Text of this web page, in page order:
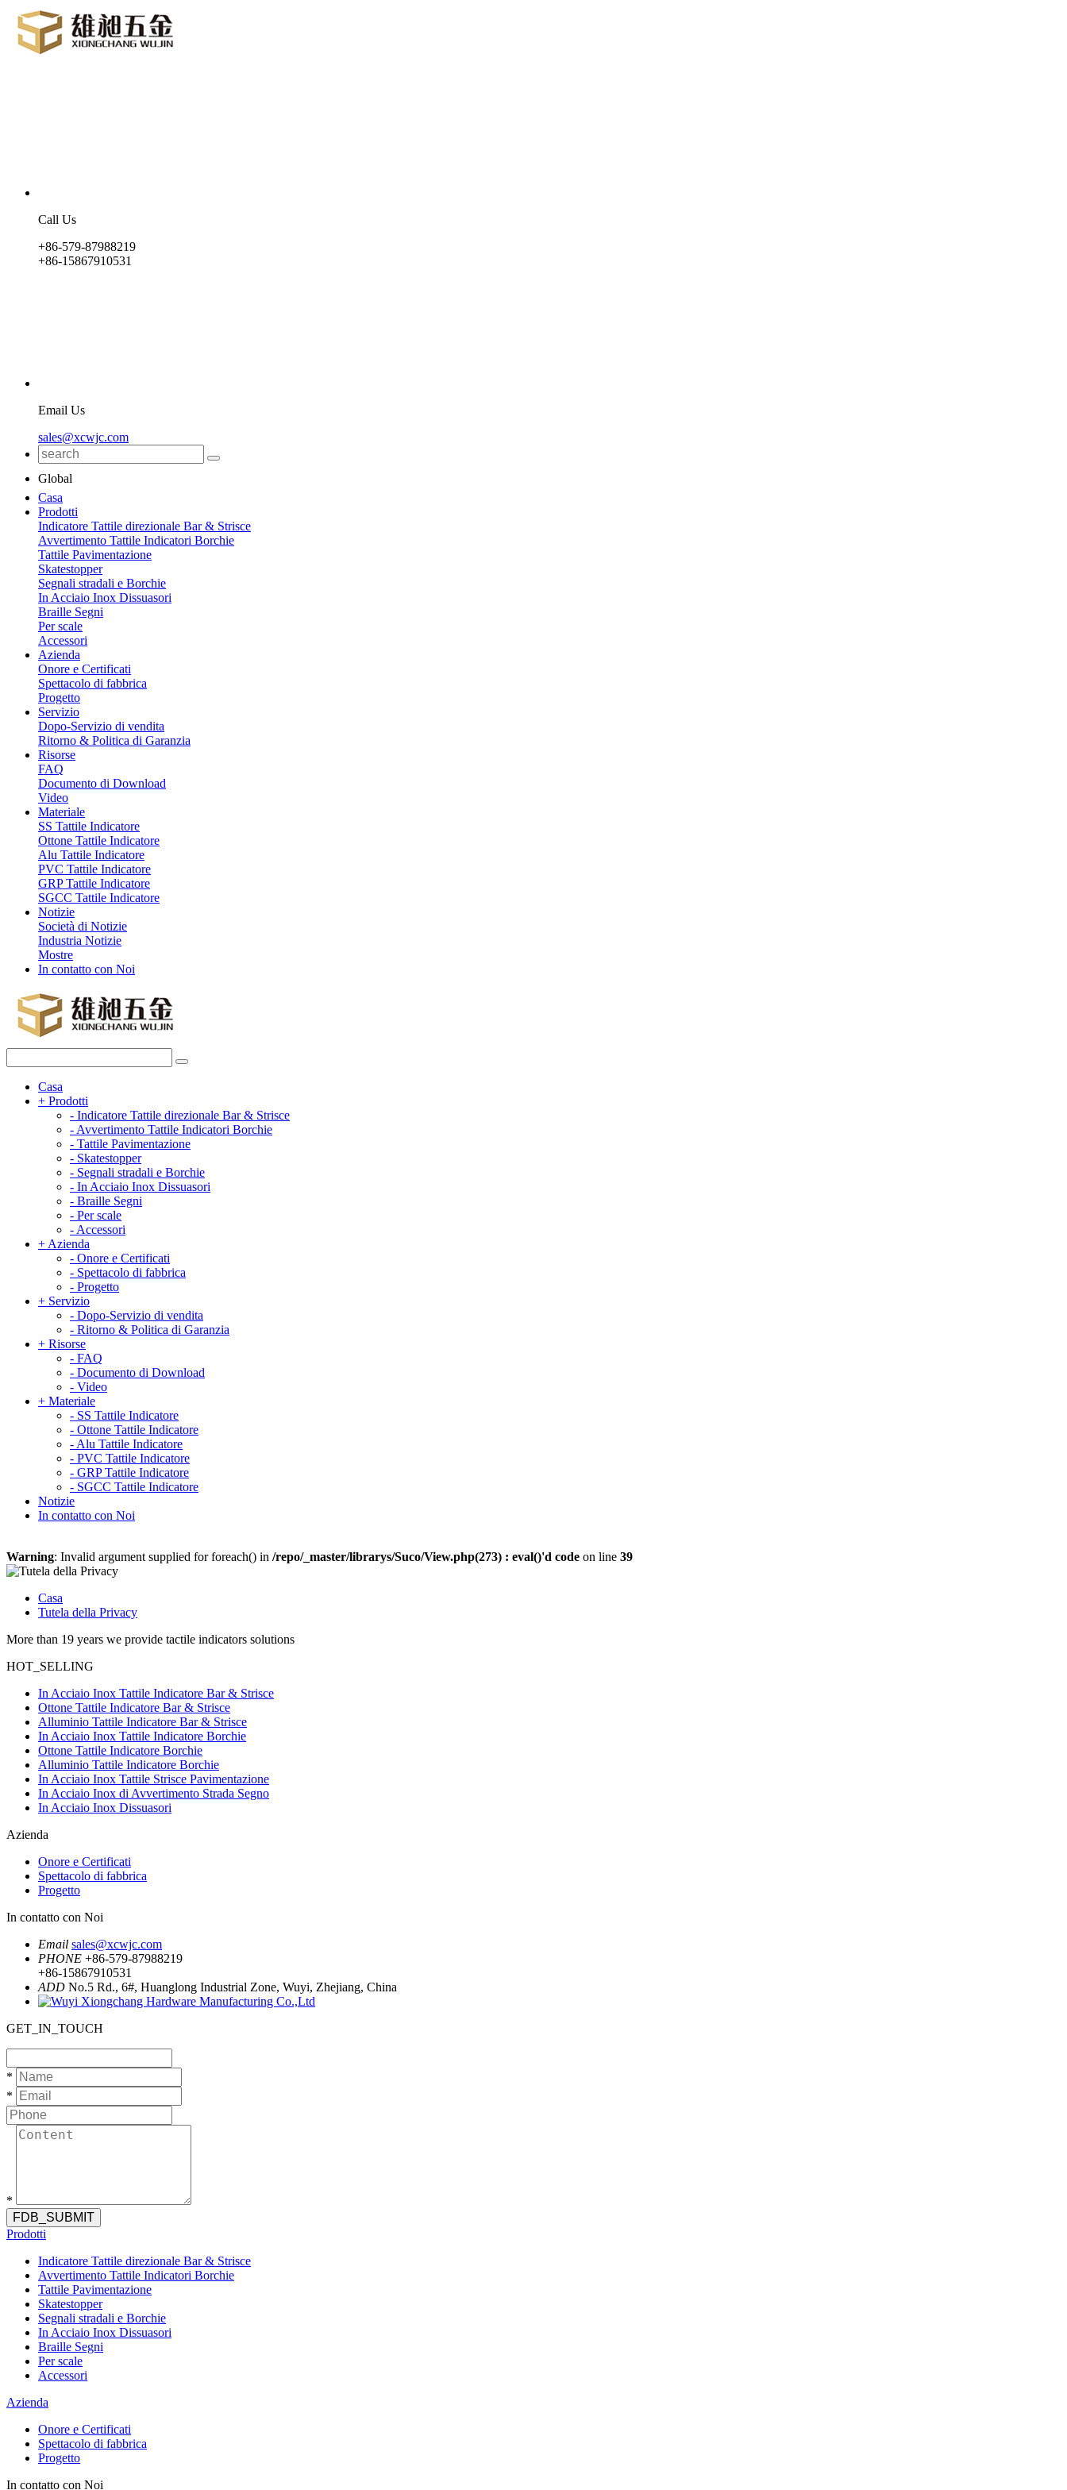
Call Us
+86-579-87988219
+86-15867910531
Email Us
sales@xcwjc.com
Global
Casa
Prodotti
Indicatore Tattile direzionale Bar & Strisce
Avvertimento Tattile Indicatori Borchie
Tattile Pavimentazione
Skatestopper
Segnali stradali e Borchie
In Acciaio Inox Dissuasori
Braille Segni
Per scale
Accessori
Azienda
Onore e Certificati
Spettacolo di fabbrica
Progetto
Servizio
Dopo-Servizio di vendita
Ritorno & Politica di Garanzia
Risorse
FAQ
Documento di Download
Video
Materiale
SS Tattile Indicatore
Ottone Tattile Indicatore
Alu Tattile Indicatore
PVC Tattile Indicatore
GRP Tattile Indicatore
SGCC Tattile Indicatore
Notizie
Società di Notizie
Industria Notizie
Mostre
In contatto con Noi
Casa
+ Prodotti
- Indicatore Tattile direzionale Bar & Strisce
- Avvertimento Tattile Indicatori Borchie
- Tattile Pavimentazione
- Skatestopper
- Segnali stradali e Borchie
- In Acciaio Inox Dissuasori
- Braille Segni
- Per scale
- Accessori
+ Azienda
- Onore e Certificati
- Spettacolo di fabbrica
- Progetto
+ Servizio
- Dopo-Servizio di vendita
- Ritorno & Politica di Garanzia
+ Risorse
- FAQ
- Documento di Download
- Video
+ Materiale
- SS Tattile Indicatore
- Ottone Tattile Indicatore
- Alu Tattile Indicatore
- PVC Tattile Indicatore
- GRP Tattile Indicatore
- SGCC Tattile Indicatore
Notizie
In contatto con Noi
Warning: Invalid argument supplied for foreach() in /repo/_master/librarys/Suco/View.php(273) : eval()'d code on line 39
Casa
Tutela della Privacy
More than 19 years we provide tactile indicators solutions
HOT_SELLING
In Acciaio Inox Tattile Indicatore Bar & Strisce
Ottone Tattile Indicatore Bar & Strisce
Alluminio Tattile Indicatore Bar & Strisce
In Acciaio Inox Tattile Indicatore Borchie
Ottone Tattile Indicatore Borchie
Alluminio Tattile Indicatore Borchie
In Acciaio Inox Tattile Strisce Pavimentazione
In Acciaio Inox di Avvertimento Strada Segno
In Acciaio Inox Dissuasori
Azienda
Onore e Certificati
Spettacolo di fabbrica
Progetto
In contatto con Noi
Email sales@xcwjc.com
PHONE +86-579-87988219
+86-15867910531
ADD No.5 Rd., 6#, Huanglong Industrial Zone, Wuyi, Zhejiang, China
GET_IN_TOUCH
*
*
*
FDB_SUBMIT
Prodotti
Indicatore Tattile direzionale Bar & Strisce
Avvertimento Tattile Indicatori Borchie
Tattile Pavimentazione
Skatestopper
Segnali stradali e Borchie
In Acciaio Inox Dissuasori
Braille Segni
Per scale
Accessori
Azienda
Onore e Certificati
Spettacolo di fabbrica
Progetto
In contatto con Noi